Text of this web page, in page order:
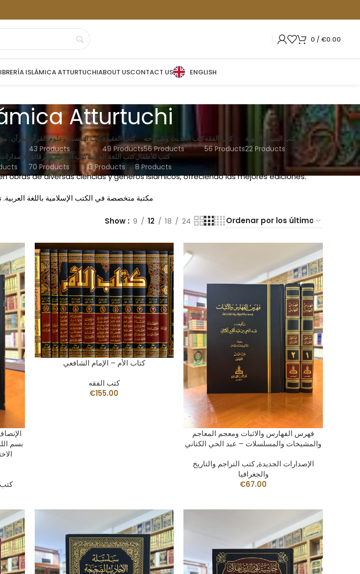
0 / €0.00
ISLÁMICA ATTURTUCHIABOUT USCONTACT US ENGLISH
Atturtuchi
القرآن: كتب التفسير وعلوم القرآن
43 Products
كتب العقيدة
49 Products
كتب الحديث وشروحه
56 Products
كتب الفقه
56 Products
كتب السيرة النبوية
22 Products
كتب التزكية والرقائق
70 Products
كتب اللغة العربية
13 Products
كتب للأطفال
8 Products
obras de diversas ciencias y géneros islámicos, ofreciendo las mejores ediciones.
مكتبة متخصصة في الكتب الإسلامية باللغة
Show 9 12 18 24
بسم
كتب
AÑADIR AL CARRITO
كتاب الأم – الإمام الشافعي
كتب الفقه
€155.00
AÑADIR AL CARRITO
فهرس الفهارس والاثبات ومعجم المعاجم
والمشيخات والمسلسلات – عبد الحي الكتاني
الإصدارات الجديدة,كتب التراجم والتاريخ
والجغرافيا
€67.00